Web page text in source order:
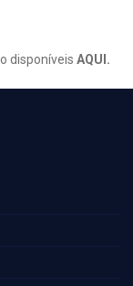
disponíveis AQUI .